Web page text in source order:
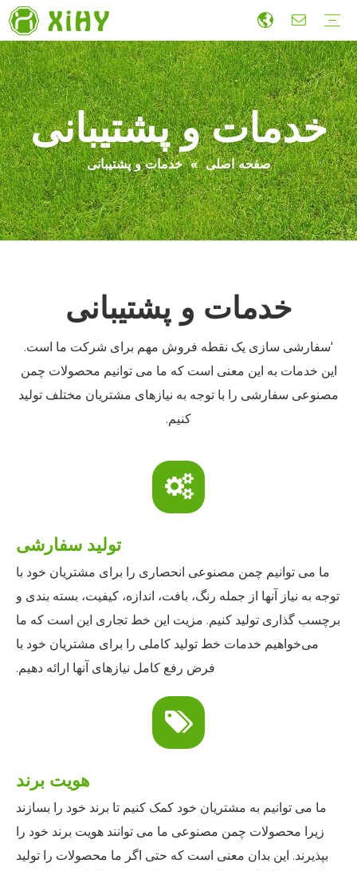
خدمات و پشتیبانی
صفحه اصلی » خدمات و پشتیبانی
خدمات و پشتیبانی
'سفارشی سازی یک نقطه فروش مهم برای شرکت ما است.
این خدمات به این معنی است که ما می توانیم محصولات چمن
مصنوعی سفارشی را با توجه به نیازهای مشتریان مختلف تولید
کنیم.
تولید سفارشی
ما می توانیم چمن مصنوعی انحصاری را برای مشتریان خود با
توجه به نیاز آنها از جمله رنگ، بافت، اندازه، کیفیت، بسته بندی و
برچسب گذاری تولید کنیم. مزیت این خط تجاری این است که ما
می‌خواهیم خدمات خط تولید کاملی را برای مشتریان خود با
فرض رفع کامل نیازهای آنها ارائه دهیم.
هویت برند
ما می توانیم به مشتریان خود کمک کنیم تا برند خود را بسازند
زیرا محصولات چمن مصنوعی ما می توانند هویت برند خود را
بپذیرند. این بدان معنی است که حتی اگر ما محصولات را تولید